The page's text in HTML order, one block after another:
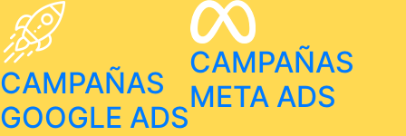
CAMPAÑAS
GOOGLE ADS
CAMPAÑAS
META ADS